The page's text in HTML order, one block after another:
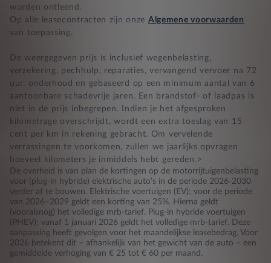
worden ontleend.
Op alle leasecontracten zijn onze Algemene voorwaarden
van toepassing.
De weergegeven prijs is inclusief wegenbelasting,
verzekering, pechhulp, reparaties, vervangend vervoer na 72
uur, onderhoud en gebaseerd op een minimum aantal van 6
aantoonbare schadevrije jaren. Een brandstof- of laadpas is
niet in de prijs inbegrepen. Indien je het afgesproken
kilometrage overschrijdt, wordt een extra toeslag van 15
cent per km in rekening gebracht. Om vervelende
verrassingen te voorkomen, zullen we jaarlijks opvragen
hoeveel kilometers je inmiddels hebt gereden.>
De overheid is van plan de kortingen op de motorrijtuigenbelasting
voor (plug-in hybride) elektrische auto’s in de periode 2026-2030
verder af te bouwen. Elektrische voertuigen (EV): voor de periode
van 2026–2029 geldt een korting van 25%. Hierna geldt
(vooralsnog) het volledige mrb-tarief. Plug-in hybride voertuigen
(PHEV): vanaf 1 januari 2026 geldt het volledige mrb-tarief. Deze
aanpassing heeft gevolgen voor het maandelijkse leasebedrag. Voor
2026 betekent dit – afhankelijk van het gewicht van de auto – een
gemiddelde verhoging van € 25 tot € 60 per maand.